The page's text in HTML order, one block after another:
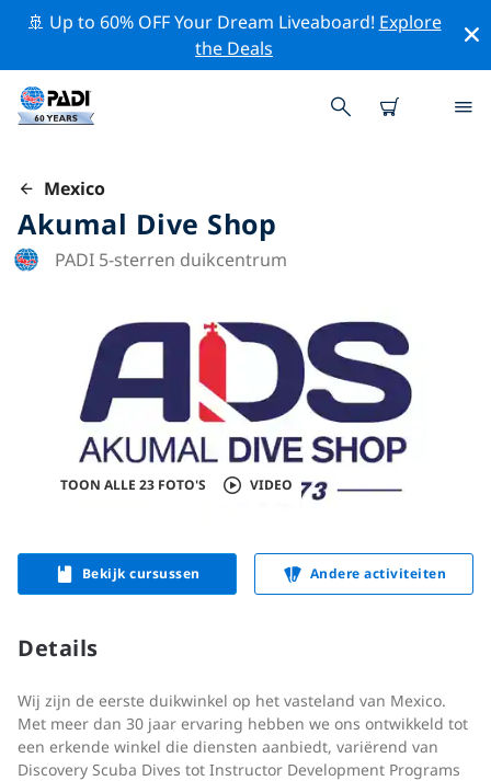
🚢 Up to 60% OFF Your Dream Liveaboard! Explore
the Deals
Mexico
Akumal Dive Shop
PADI 5-sterren duikcentrum
TOON ALLE 23 FOTO'S VIDEO
Bekijk cursussen Andere activiteiten
Details
Wij zijn de eerste duikwinkel op het vasteland van Mexico.
Met meer dan 30 jaar ervaring hebben we ons ontwikkeld tot
een erkende winkel die diensten aanbiedt, variërend van
Discovery Scuba Dives tot Instructor Development Programs